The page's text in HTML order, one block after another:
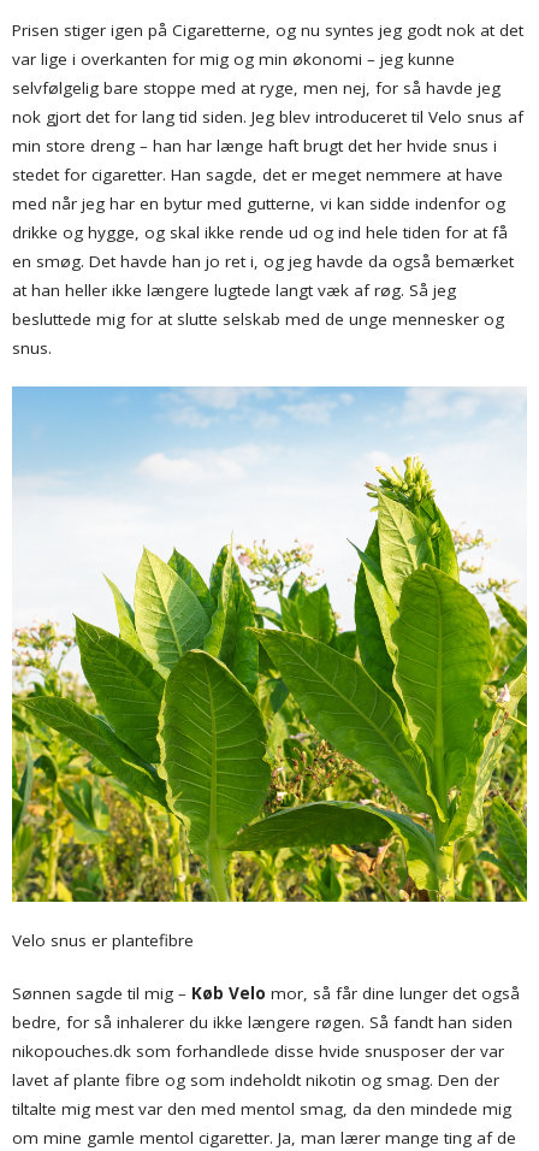
Prisen stiger igen på Cigaretterne, og nu syntes jeg godt nok at det
var lige i overkanten for mig og min økonomi – jeg kunne
selvfølgelig bare stoppe med at ryge, men nej, for så havde jeg
nok gjort det for lang tid siden. Jeg blev introduceret til Velo snus af
min store dreng – han har længe haft brugt det her hvide snus i
stedet for cigaretter. Han sagde, det er meget nemmere at have
med når jeg har en bytur med gutterne, vi kan sidde indenfor og
drikke og hygge, og skal ikke rende ud og ind hele tiden for at få
en smøg. Det havde han jo ret i, og jeg havde da også bemærket
at han heller ikke længere lugtede langt væk af røg. Så jeg
besluttede mig for at slutte selskab med de unge mennesker og
snus.
Velo snus er plantefibre
Sønnen sagde til mig – Køb Velo mor, så får dine lunger det også
bedre, for så inhalerer du ikke længere røgen. Så fandt han siden
nikopouches.dk som forhandlede disse hvide snusposer der var
lavet af plante fibre og som indeholdt nikotin og smag. Den der
tiltalte mig mest var den med mentol smag, da den mindede mig
om mine gamle mentol cigaretter. Ja, man lærer mange ting af de